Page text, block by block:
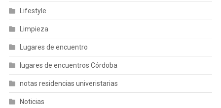
Lifestyle
Limpieza
Lugares de encuentro
lugares de encuentros Córdoba
notas residencias univeristarias
Noticias